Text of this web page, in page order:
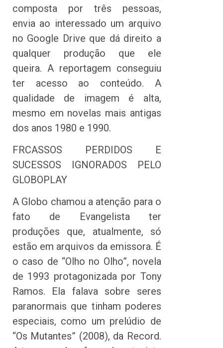
composta por três pessoas,
envia ao interessado um arquivo
no Google Drive que dá direito a
qualquer produção que ele
queira. A reportagem conseguiu
ter acesso ao conteúdo. A
qualidade de imagem é alta,
mesmo em novelas mais antigas
dos anos 1980 e 1990.
FRCASSOS PERDIDOS E
SUCESSOS IGNORADOS PELO
GLOBOPLAY
A Globo chamou a atenção para o
fato de Evangelista ter
produções que, atualmente, só
estão em arquivos da emissora. É
o caso de “Olho no Olho”, novela
de 1993 protagonizada por Tony
Ramos. Ela falava sobre seres
paranormais que tinham poderes
especiais, como um prelúdio de
“Os Mutantes” (2008), da Record.